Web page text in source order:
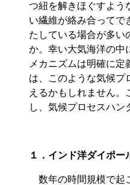
つ紐を解きほぐすよう
い繊維が絡み合ってで
たしている場合が多い
か。幸い大気海洋の中
メカニズムは明確に
は、このような気候プ
えるかもしれません
し、気候プロセスハ
１．インド洋ダイポー
数年の時間規模で起